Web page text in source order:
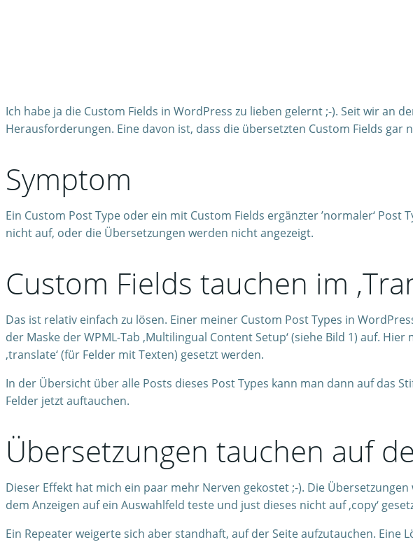
Ich habe ja die Custom Fields in WordPress zu lieben gelernt ;-). Seit wir
Herausforderungen. Eine davon ist, dass die übersetzten Custom Fields gar
Symptom
Ein Custom Post Type oder ein mit Custom Fields ergänzter ’normaler‘
nicht auf, oder die Übersetzungen werden nicht angezeigt.
Custom Fields tauchen im
Das ist relativ einfach zu lösen. Einer meiner Custom Post Types in
der Maske der WPML-Tab ‚Multilingual Content Setup‘ (siehe Bild 1) auf.
‚translate‘ (für Felder mit Texten) gesetzt werden.
In der Übersicht über alle Posts dieses Post Types kann man dann auf das
Felder jetzt auftauchen.
Übersetzungen tauchen auf
Dieser Effekt hat mich ein paar mehr Nerven gekostet ;-). Die
dem Anzeigen auf ein Auswahlfeld teste und just dieses nicht auf ‚copy‘
Ein Repeater weigerte sich aber standhaft, auf der Seite aufzutauchen. Eine